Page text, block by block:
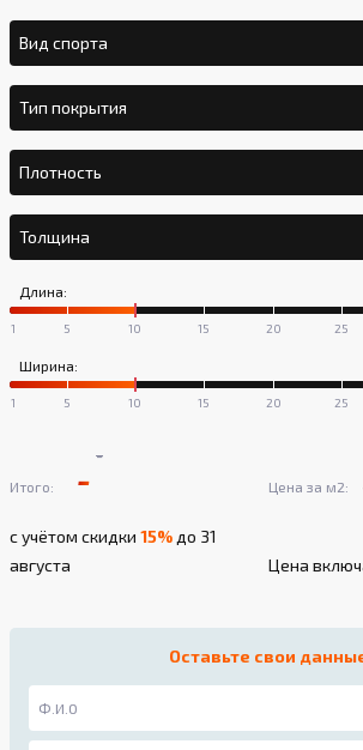
Вид спорта
Тип покрытия
Плотность
Толщина
Длина:
Ширина:
Итого: -
-
с учётом скидки 15% до 31
августа
Цена за м2:
Цена
Оставьте свои